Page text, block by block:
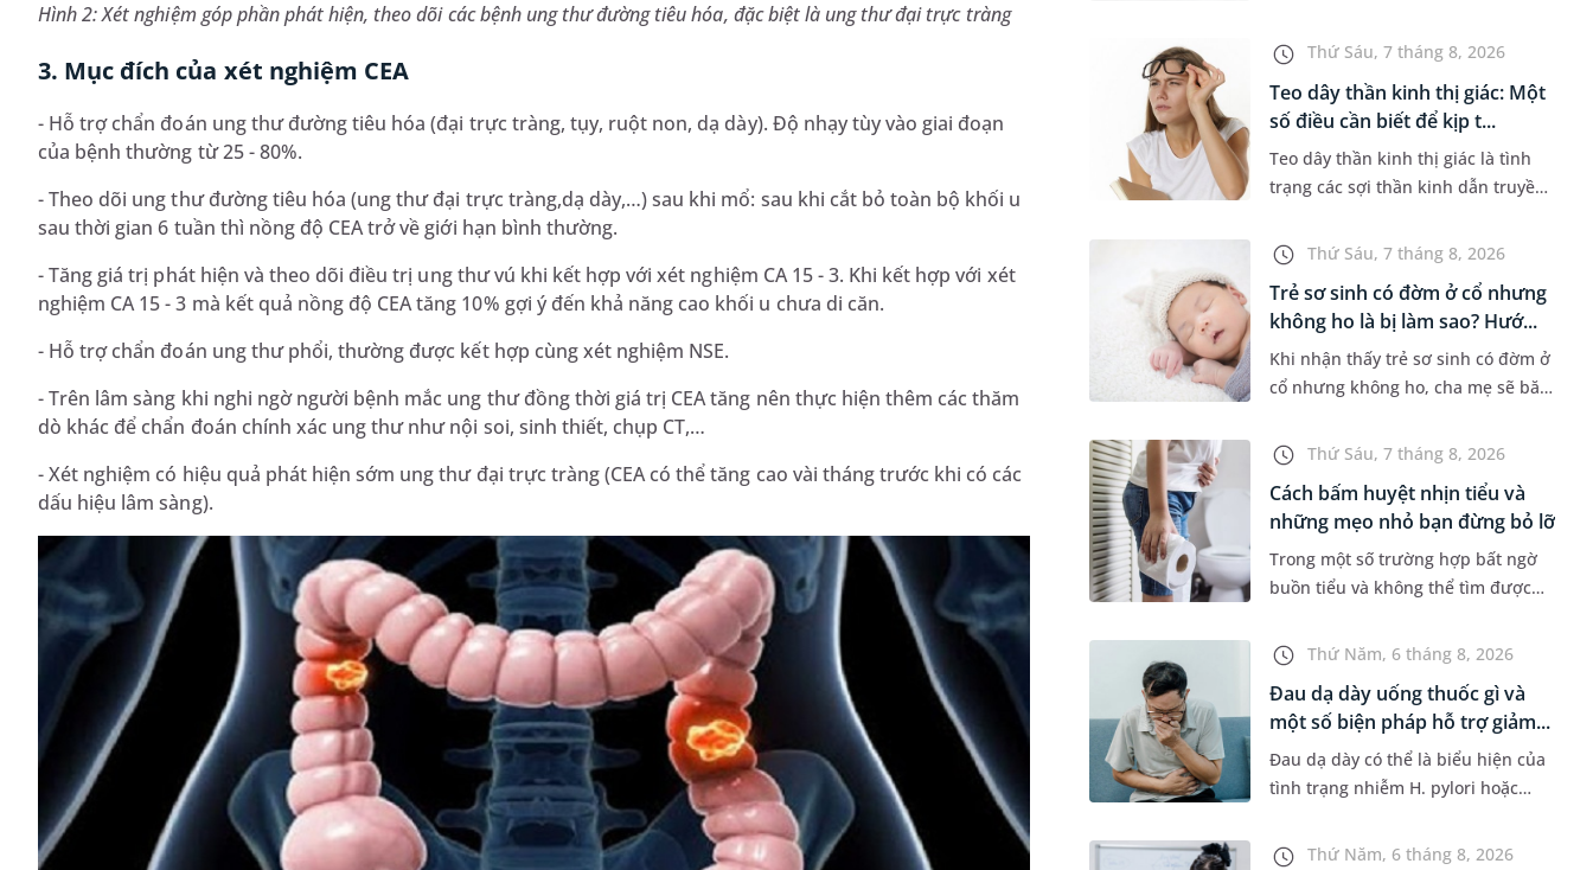
Hình 2: Xét nghiệm góp phần phát hiện, theo dõi các bệnh ung thư đường tiêu hóa, đặc biệt là ung thư đại trực tràng
3. Mục đích của xét nghiệm CEA
- Hỗ trợ chẩn đoán ung thư đường tiêu hóa (đại trực tràng, tụy, ruột non, dạ dày). Độ nhạy tùy vào giai đoạn
của bệnh thường từ 25 - 80%.
- Theo dõi ung thư đường tiêu hóa (ung thư đại trực tràng,dạ dày,…) sau khi mổ: sau khi cắt bỏ toàn bộ khối u
sau thời gian 6 tuần thì nồng độ CEA trở về giới hạn bình thường.
- Tăng giá trị phát hiện và theo dõi điều trị ung thư vú khi kết hợp với xét nghiệm CA 15 - 3. Khi kết hợp với xét
nghiệm CA 15 - 3 mà kết quả nồng độ CEA tăng 10% gợi ý đến khả năng cao khối u chưa di căn.
- Hỗ trợ chẩn đoán ung thư phổi, thường được kết hợp cùng xét nghiệm NSE.
- Trên lâm sàng khi nghi ngờ người bệnh mắc ung thư đồng thời giá trị CEA tăng nên thực hiện thêm các thăm
dò khác để chẩn đoán chính xác ung thư như nội soi, sinh thiết, chụp CT,…
- Xét nghiệm có hiệu quả phát hiện sớm ung thư đại trực tràng (CEA có thể tăng cao vài tháng trước khi có các
dấu hiệu lâm sàng).
không thể vận động đi lại được. Kết
quả thăm khám tại Phòng...
Thứ Sáu, 7 tháng 8, 2026
Teo dây thần kinh thị giác: Một
số điều cần biết để kịp t...
Teo dây thần kinh thị giác là tình
trạng các sợi thần kinh dẫn truyền
thương và dần mất đi chức năng
hoạt động. Nếu điều trị m...
Thứ Sáu, 7 tháng 8, 2026
Trẻ sơ sinh có đờm ở cổ nhưng
không ho là bị làm sao? Hướ...
Khi nhận thấy trẻ sơ sinh có đờm ở
cổ nhưng không ho, cha mẹ sẽ băn
đường hô hấp hay không. Những
chia sẻ dưới đây sẽ giúp ch...
Thứ Sáu, 7 tháng 8, 2026
Cách bấm huyệt nhịn tiểu và
những mẹo nhỏ bạn đừng bỏ lỡ
Trong một số trường hợp bất ngờ
buồn tiểu và không thể tìm được
dụng phương pháp bấm huyệt
nhịn tiểu. Vậy cách bấm huyệt
nhịn...
Thứ Năm, 6 tháng 8, 2026
Đau dạ dày uống thuốc gì và
một số biện pháp hỗ trợ giảm...
Đau dạ dày có thể là biểu hiện của
tình trạng nhiễm H. pylori hoặc
Dựa theo nguyên nhân cụ thể, bác
Thứ Năm, 6 tháng 8, 2026